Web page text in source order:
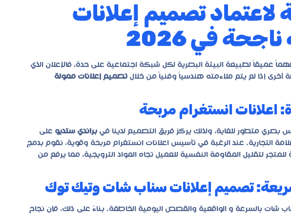
لاعتماد تصميم إعلانات
في 2026
عميقاً لطبيعة البيئة البصرية لكل شبكة اجتماعية على حدة، فالإعلان الذي
إذا لم يتم ملاءمته هندسياً وفنياً من خلال تصميم إعلانات ممولة
متطور للغاية، ولذلك يركز فريق التصميم لدينا في براندي ستديو على
التجارية. عند الرغبة في تأسيس اعلانات انستغرام مربحة وقوية، نقوم بدمج
للمتجر لتقليل المقاومة النفسية للعميل تجاه المواد الترويجية، مما يرفع من
شات بالسرعة و الواقعية والقصص اليومية الخاطفة. بناءً على ذلك، فإن نجاح